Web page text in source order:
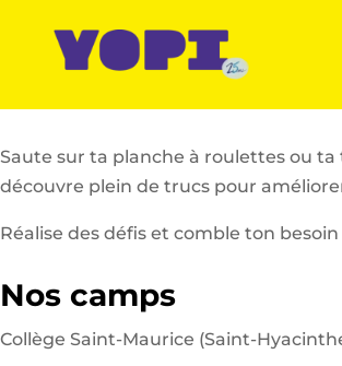
Saute sur ta planche à roulettes ou
découvre plein de trucs pour
Réalise des défis et comble ton besoin
Nos camps
Collège Saint-Maurice (Saint-